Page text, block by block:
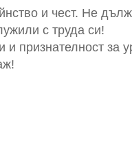
и чест. Не
с труда си!
признателност за